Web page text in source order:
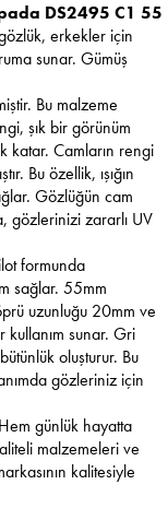
DS2495 C1 55
erkekler için
sunar. Gümüş
Bu malzeme
şık bir görünüm
katar. Camların rengi
Bu özellik, ışığın
Gözlüğün cam
gözlerinizi zararlı UV
formunda
sağlar. 55mm
uzunluğu 20mm ve
sunar. Gri
oluşturur. Bu
gözleriniz için
günlük hayatta
malzemeleri ve
kalitesiyle